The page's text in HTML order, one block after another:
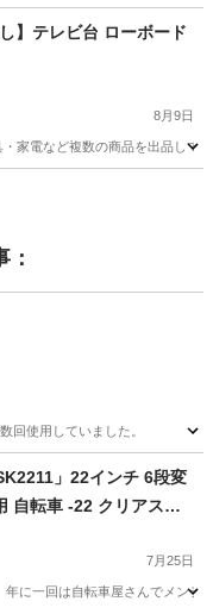
】テレビ台 ローボード
8月9日
電など複数の商品を出品して
回使用していました。
」22インチ 6段変
-22 クリアスカ
7月25日
に一回は自転車屋さんでメン